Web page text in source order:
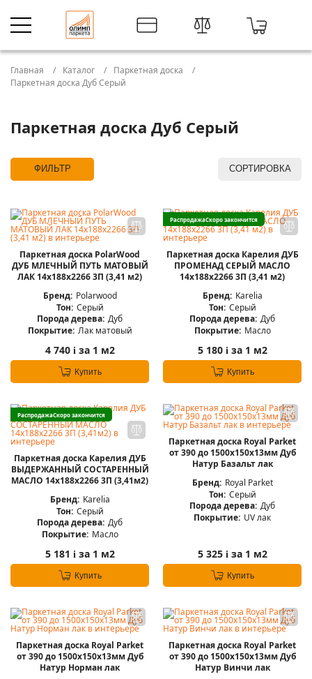
Главная Каталог
Паркетная доска
Паркетная доска Дуб Серый
Паркетная доска Дуб Серый
ФИЛЬТР СОРТИРОВКА
Паркетная доска PolarWood
ДУБ МЛЕЧНЫЙ ПУТЬ МАТОВЫЙ
ЛАК 14x188x2266 3П (3,41 м2)
Бренд: Polarwood
Тон: Серый
Порода дерева: Дуб
Покрытие: Лак матовый
4 740 iза 1 м2
Купить
РаспродажаСкоро закончится
Паркетная доска Карелия ДУБ
ПРОМЕНАД СЕРЫЙ МАСЛО
14x188x2266 3П (3,41 м2)
Бренд: Karelia
Тон: Серый
Порода дерева: Дуб
Покрытие: Масло
5 180 iза 1 м2
Купить
РаспродажаСкоро закончится
Паркетная доска Карелия ДУБ
ВЫДЕРЖАННЫЙ СОСТАРЕННЫЙ
МАСЛО 14x188x2266 3П (3,41м2)
Бренд: Karelia
Тон: Серый
Порода дерева: Дуб
Покрытие: Масло
5 181 iза 1 м2
Купить
Паркетная доска Royal Parket
от 390 до 1500х150х13мм Дуб
Натур Базальт лак
Бренд: Royal Parket
Тон: Серый
Порода дерева: Дуб
Покрытие: UV лак
5 325 iза 1 м2
Купить
Паркетная доска Royal Parket
от 390 до 1500х150х13мм Дуб
Натур Норман лак
Паркетная доска Royal Parket
от 390 до 1500х150х13мм Дуб
Натур Винчи лак